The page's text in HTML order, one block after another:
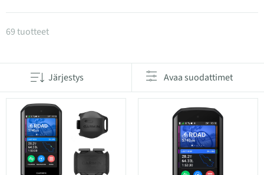
Tuotteet kategoriassa Pyörätietokoneet ja
69 tuotteet
Järjestys Avaa suodattimet